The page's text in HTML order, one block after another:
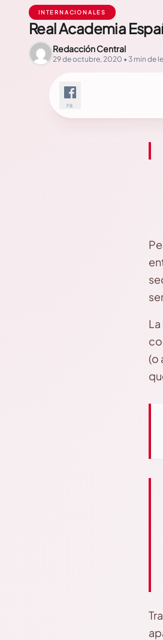
INTERNACIONALES
Real Academia
Redacción Central
29 de octubre, 2020 • 3 min de
FB
(o